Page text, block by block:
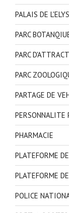
PALAIS DE
PARC
PARC
PARC
PARTAGE DE
PERSONNALITE
PHARMACIE
PLATEFORME
PLATEFORME
POLICE